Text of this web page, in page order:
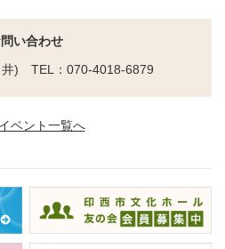
い合わせ
井) TEL：070-4018-6879
ベント一覧へ